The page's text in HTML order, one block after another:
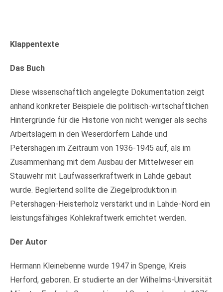
Klappentexte
Das Buch
Diese wissenschaftlich angelegte Dokumentation zeigt
anhand konkreter Beispiele die politisch-wirtschaftlichen
Hintergründe für die Historie von nicht weniger als sechs
Ar­beits­la­gern in den Weserdörfern Lahde und
Petershagen im Zeitraum von 1936-1945 auf, als im
Zusammenhang mit dem Ausbau der Mittelweser ein
Stauwehr mit Laufwasserkraftwerk in Lahde gebaut
wurde. Begleitend sollte die Ziegelproduktion in
Petershagen-Heisterholz verstärkt und in Lahde-Nord ein
leistungsfähiges Kohlekraftwerk errichtet werden.
Der Autor
Hermann Kleinebenne wurde 1947 in Spenge, Kreis
Herford, geboren. Er studierte an der Wilhelms-Universität